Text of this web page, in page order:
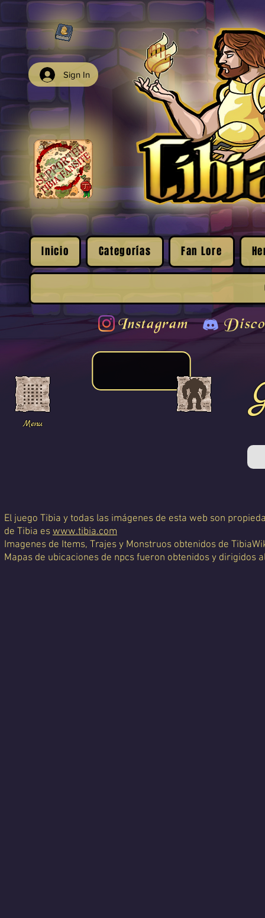
Sign In
Inicio Categorías Fan Lore
Instagram
Menu
El juego Tibia y todas las imágenes de esta web son
de Tibia es www.tibia.com
Imagenes de Items, Trajes y Monstruos obtenidos de
Mapas de ubicaciones de npcs fueron obtenidos y dirigidos